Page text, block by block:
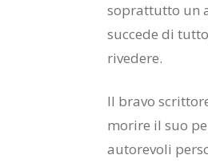
soprattutto un
succede di
rivedere.
Il bravo
morire il suo
autorevoli